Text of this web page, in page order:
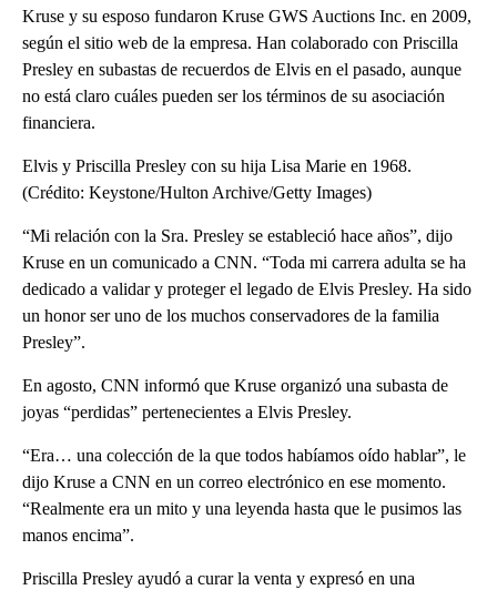
Kruse y su esposo fundaron Kruse GWS Auctions Inc. en 2009,
según el sitio web de la empresa. Han colaborado con Priscilla
Presley en subastas de recuerdos de Elvis en el pasado, aunque
no está claro cuáles pueden ser los términos de su asociación
financiera.
Elvis y Priscilla Presley con su hija Lisa Marie en 1968.
(Crédito: Keystone/Hulton Archive/Getty Images)
“Mi relación con la Sra. Presley se estableció hace años”, dijo
Kruse en un comunicado a CNN. “Toda mi carrera adulta se ha
dedicado a validar y proteger el legado de Elvis Presley. Ha sido
un honor ser uno de los muchos conservadores de la familia
Presley”.
En agosto, CNN informó que Kruse organizó una subasta de
joyas “perdidas” pertenecientes a Elvis Presley.
“Era… una colección de la que todos habíamos oído hablar”, le
dijo Kruse a CNN en un correo electrónico en ese momento.
“Realmente era un mito y una leyenda hasta que le pusimos las
manos encima”.
Priscilla Presley ayudó a curar la venta y expresó en una